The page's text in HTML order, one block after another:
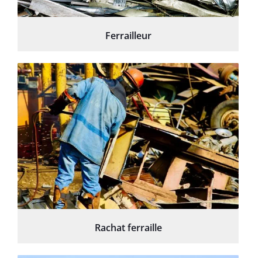
Ferrailleur
Rachat ferraille